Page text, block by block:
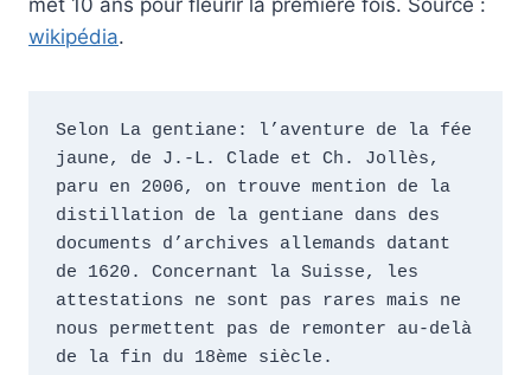
wikipédia.
Selon La gentiane: l’aventure de la fée
jaune, de J.-L. Clade et Ch. Jollès,
paru en 2006, on trouve mention de la
distillation de la gentiane dans des
documents d’archives allemands datant
de 1620. Concernant la Suisse, les
attestations ne sont pas rares mais ne
nous permettent pas de remonter au-delà
de la fin du 18ème siècle.